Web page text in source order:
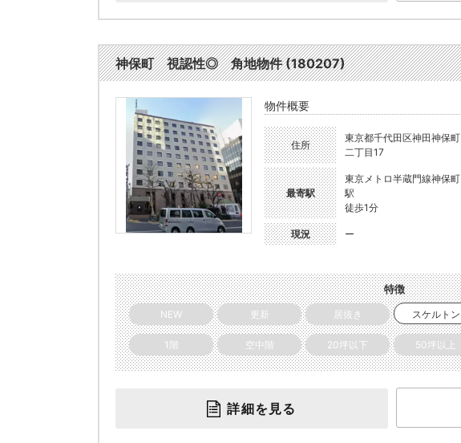
神保町 視認性◎ 角地物件 (180207)
物件概要
住所
東京都千代田区神田神保町
二丁目17
最寄駅
東京メトロ半蔵門線神保町
駅
徒歩1分
現況 ー
特徴
NEW 更新 居抜き スケルトン
1階 空中階 20坪以下 50坪以上
詳細を見る